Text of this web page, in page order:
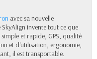
avec sa nouvelle
invente tout ce que
et rapide, GPS, qualité
et d'utilisation, ergonomie,
il est transportable.